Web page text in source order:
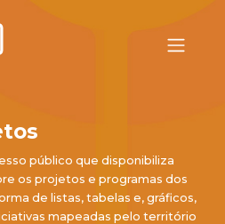
público que disponibiliza
os projetos e programas dos
de listas, tabelas e, gráficos,
mapeadas pelo território